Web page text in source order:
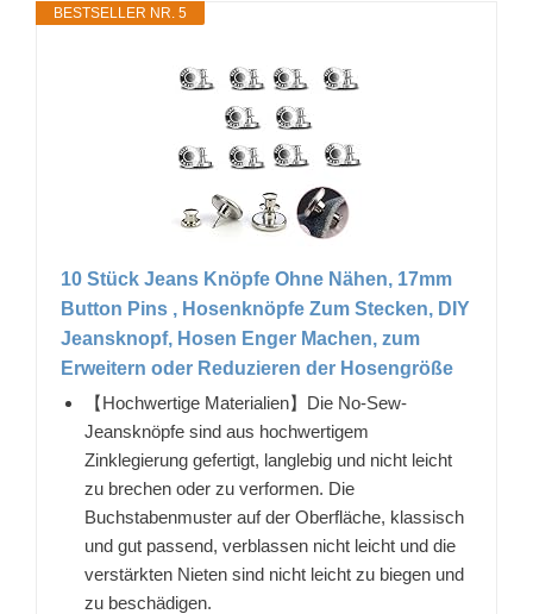
BESTSELLER NR. 5
10 Stück Jeans Knöpfe Ohne Nähen, 17mm
Button Pins , Hosenknöpfe Zum Stecken, DIY
Jeansknopf, Hosen Enger Machen, zum
Erweitern oder Reduzieren der Hosengröße
【Hochwertige Materialien】Die No-Sew-
Jeansknöpfe sind aus hochwertigem
Zinklegierung gefertigt, langlebig und nicht leicht
zu brechen oder zu verformen. Die
Buchstabenmuster auf der Oberfläche, klassisch
und gut passend, verblassen nicht leicht und die
verstärkten Nieten sind nicht leicht zu biegen und
zu beschädigen.